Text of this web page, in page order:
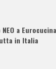
NEO a
in Italia